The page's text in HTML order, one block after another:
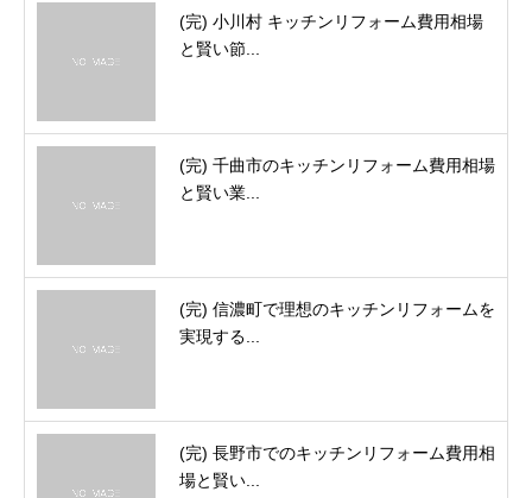
(完) 小川村 キッチンリフォーム費用相場
と賢い節...
(完) 千曲市のキッチンリフォーム費用相場
と賢い業...
(完) 信濃町で理想のキッチンリフォームを
実現する...
(完) 長野市でのキッチンリフォーム費用相
場と賢い...